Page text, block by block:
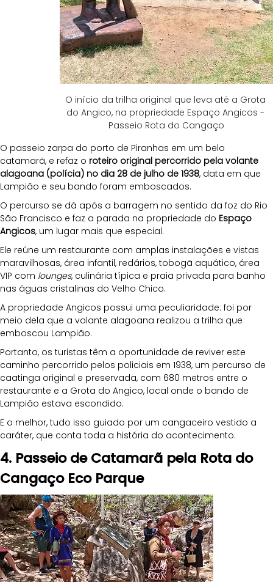
O início da trilha original que leva até a Grota
do Angico, na propriedade Espaço Angicos -
Passeio Rota do Cangaço
O passeio zarpa do porto de Piranhas em um belo
catamarã, e refaz o roteiro original percorrido pela volante
alagoana (polícia) no dia 28 de julho de 1938, data em que
Lampião e seu bando foram emboscados.
O percurso se dá após a barragem no sentido da foz do Rio
São Francisco e faz a parada na propriedade do Espaço
Angicos, um lugar mais que especial.
Ele reúne um restaurante com amplas instalações e vistas
maravilhosas, área infantil, redários, tobogã aquático, área
VIP com lounges, culinária típica e praia privada para banho
nas águas cristalinas do Velho Chico.
A propriedade Angicos possui uma peculiaridade: foi por
meio dela que a volante alagoana realizou a trilha que
emboscou Lampião.
Portanto, os turistas têm a oportunidade de reviver este
caminho percorrido pelos policiais em 1938, um percurso de
caatinga original e preservada, com 680 metros entre o
restaurante e a Grota do Angico, local onde o bando de
Lampião estava escondido.
E o melhor, tudo isso guiado por um cangaceiro vestido a
caráter, que conta toda a história do acontecimento.
4. Passeio de Catamarã pela Rota do
Cangaço Eco Parque